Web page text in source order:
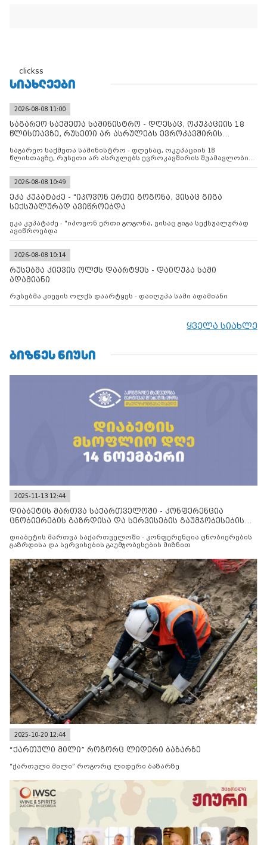
clickss
ᲡᲘᲐᲮᲚᲔᲔᲑᲘ
2026-08-08 11:00
საგარეო საქმეთა სამინისტრო - დღესაც, ოკუპაციის 18
წლისთავზე, რუსეთი არ ასრულებს ევროკავშირის
საგარეო საქმეთა სამინისტრო - დღესაც, ოკუპაციის 18
წლისთავზე, რუსეთი არ ასრულებს ევროკავშირის შუამავლობით
დადებულ 2008 წლის 12 აგვისტოს ცეცხლის შეწყვეტის
კონტროლს ოკუპირებულ რეგიონებში, აგრძელებს მათი
მილიტარიზაციის პროცესს და აქტიურად დგამს ნაბიჯებს მათი
ფაქტობრივი ანექსიისკენ
2026-08-08 10:49
ეკა კუპატაძე - "იპოვონ ერთი გოგონა, ვისაც გიგა
სექსუალურად ავიწროებდა
ეკა კუპატაძე - "იპოვონ ერთი გოგონა, ვისაც გიგა სექსუალურად
ავიწროებდა
2026-08-08 10:14
რუსებმა კიევის ოლქს დაარტყეს - დაიღუპა სამი
ადამიანი
რუსებმა კიევის ოლქს დაარტყეს - დაიღუპა სამი ადამიანი
ყველა სიახლე
ᲑᲘᲖᲜᲔᲡ ᲜᲘᲣᲡᲘ
2025-11-13 12:44
დიაბეტის მართვა საქართველოში - კონფერენცია
ცნობიერების გაზრდისა და სერვისების გაუმჯობესების
დიაბეტის მართვა საქართველოში - კონფერენცია ცნობიერების
გაზრდისა და სერვისების გაუმჯობესების მიზნით
2025-10-20 12:44
“ქართული მილი” როგორც ლიდერი ბაზარზე
“ქართული მილი” როგორც ლიდერი ბაზარზე